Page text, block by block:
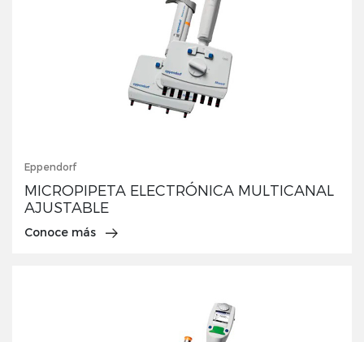
Eppendorf
MICROPIPETA ELECTRÓNICA MULTICANAL
AJUSTABLE
Conoce más